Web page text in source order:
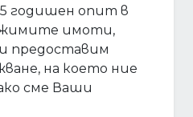
годишен опит в
имоти,
предоставим
на което ние
сме Ваши